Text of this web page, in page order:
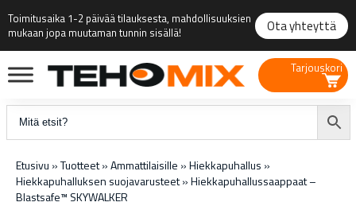
Toimitusaika 1-2 päivää tilauksesta, mahdollisuuksien
mukaan jopa muutaman tunnin sisällä!
Ota yhteyttä
Tarjouskori
Etusivu »Tuotteet»Ammattilaisille »Hiekkapuhallus »
Hiekkapuhalluksen suojavarusteet»Hiekkapuhallussaappaat –
Blastsafe™ SKYWALKER